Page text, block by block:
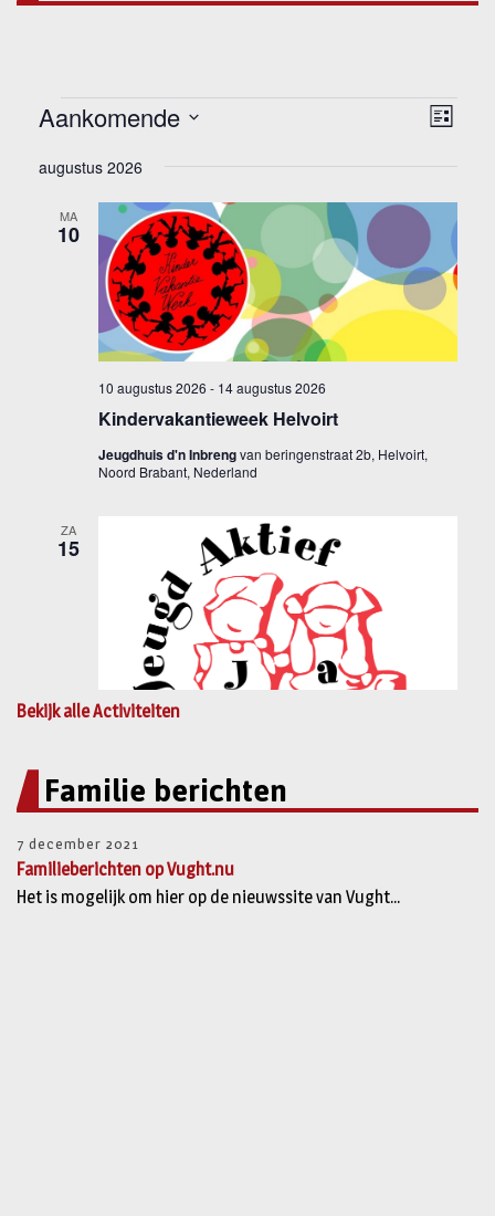
Bekijk alle Activiteiten
Familie berichten
7 december 2021
Familieberichten op Vught.nu
Het is mogelijk om hier op de nieuwssite van Vught...